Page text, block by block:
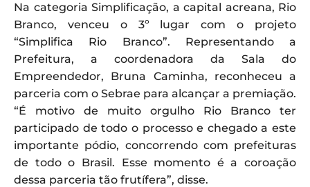
Na categoria Simplificação, a capital acreana, Rio
Branco, venceu o 3º lugar com o projeto
“Simplifica Rio Branco”. Representando a
Prefeitura, a coordenadora da Sala do
Empreendedor, Bruna Caminha, reconheceu a
parceria com o Sebrae para alcançar a premiação.
“É motivo de muito orgulho Rio Branco ter
participado de todo o processo e chegado a este
importante pódio, concorrendo com prefeituras
de todo o Brasil. Esse momento é a coroação
dessa parceria tão frutífera”, disse.